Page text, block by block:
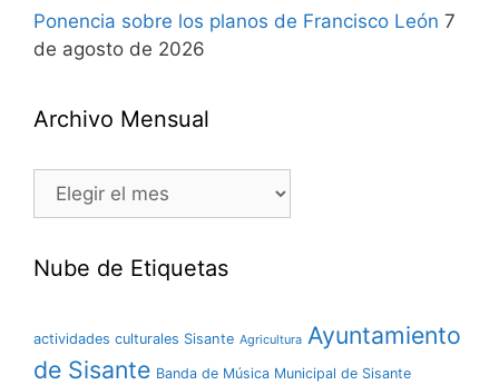
Ponencia sobre los planos de Francisco León 7
de agosto de 2026
Archivo Mensual
Nube de Etiquetas
actividades culturales Sisante Agricultura Ayuntamiento
de Sisante Banda de Música Municipal de Sisante